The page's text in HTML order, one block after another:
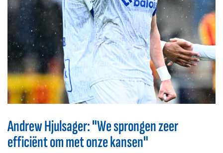
Andrew Hjulsager: "We sprongen zeer
efficiënt om met onze kansen"